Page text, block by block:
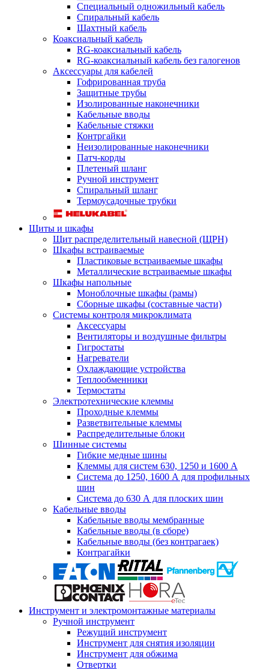
Специальный одножильный кабель
Спиральный кабель
Шахтный кабель
Коаксиальный кабель
RG-коаксиальный кабель
RG-коаксиальный кабель без галогенов
Аксессуары для кабелей
Гофрированная труба
Защитные трубы
Изолированные наконечники
Кабельные вводы
Кабельные стяжки
Контргайки
Неизолированные наконечники
Патч-корды
Плетеный шланг
Ручной инструмент
Спиральный шланг
Термоусадочные трубки
Щиты и шкафы
Щит распределительный навесной (ЩРН)
Шкафы встраиваемые
Пластиковые встраиваемые шкафы
Металлические встраиваемые шкафы
Шкафы напольные
Моноблочные шкафы (рамы)
Сборные шкафы (составные части)
Системы контроля микроклимата
Аксессуары
Вентиляторы и воздушные фильтры
Гигростаты
Нагреватели
Охлаждающие устройства
Теплообменники
Термостаты
Электротехнические клеммы
Проходные клеммы
Разветвительные клеммы
Распределительные блоки
Шинные системы
Гибкие медные шины
Клеммы для систем 630, 1250 и 1600 А
Система до 1250, 1600 А для профильных
шин
Система до 630 А для плоских шин
Кабельные вводы
Кабельные вводы мембранные
Кабельные вводы (в сборе)
Кабельные вводы (без контрагаек)
Контрагайки
Инструмент и электромонтажные материалы
Ручной инструмент
Режущий инструмент
Инструмент для снятия изоляции
Инструмент для обжима
Отвертки